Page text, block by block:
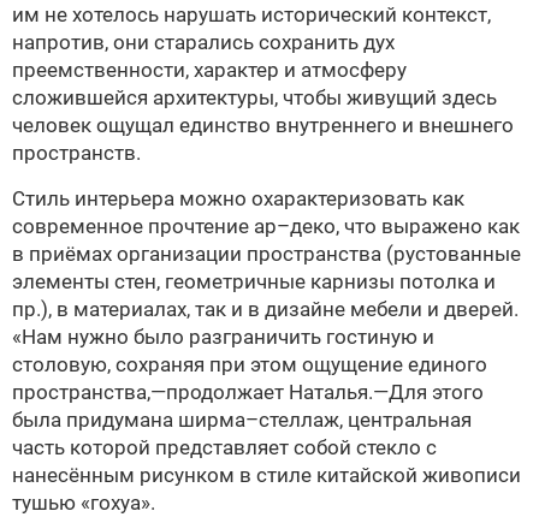
им не хотелось нарушать исторический контекст,
напротив, они старались сохранить дух
преемственности, характер и атмосферу
сложившейся архитектуры, чтобы живущий здесь
человек ощущал единство внутреннего и внешнего
пространств.
Стиль интерьера можно охарактеризовать как
современное прочтение ар–деко, что выражено как
в приёмах организации пространства (рустованные
элементы стен, геометричные карнизы потолка и
пр.), в материалах, так и в дизайне мебели и дверей.
«Нам нужно было разграничить гостиную и
столовую, сохраняя при этом ощущение единого
пространства,—продолжает Наталья.—Для этого
была придумана ширма–стеллаж, центральная
часть которой представляет собой стекло с
нанесённым рисунком в стиле китайской живописи
тушью «гохуа».